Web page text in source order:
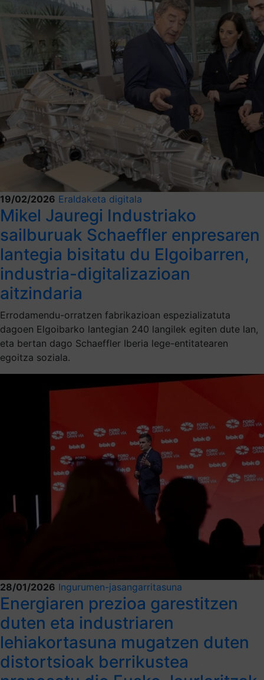
19/02/2026 Eraldaketa digitala
Mikel Jauregi Industriako
sailburuak Schaeffler enpresaren
lantegia bisitatu du Elgoibarren,
industria-digitalizazioan
aitzindaria
Errodamendu-orratzen fabrikazioan espezializatuta
dagoen Elgoibarko lantegian 240 langilek egiten dute lan,
eta bertan dago Schaeffler Iberia lege-entitatearen
egoitza soziala.
28/01/2026 Ingurumen-jasangarritasuna
Energiaren prezioa garestitzen
duten eta industriaren
lehiakortasuna mugatzen duten
distortsioak berrikustea